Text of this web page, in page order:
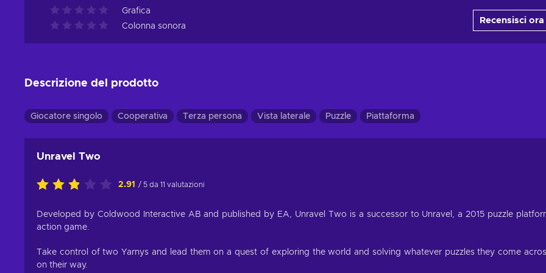
Grafica
Colonna sonora
Recensisci ora
Descrizione del prodotto
Giocatore singolo Cooperativa Terza persona Vista laterale Puzzle Piattaforma
Unravel Two
2.91 / 5 da 11 valutazioni
Developed by Coldwood Interactive AB and published by EA, Unravel Two is a successor to Unravel, a 2015 puzzle
action game.
Take control of two Yarnys and lead them on a quest of exploring the world and solving whatever puzzles they come
on their way.